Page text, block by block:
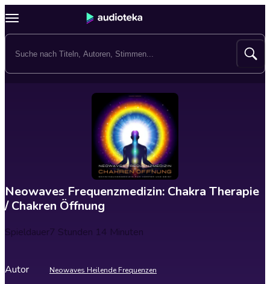
Neowaves Frequenzmedizin: Chakra Therapie
/ Chakren Öffnung
Spieldauer7 Stunden 14 Minuten
Autor Neowaves Heilende Frequenzen